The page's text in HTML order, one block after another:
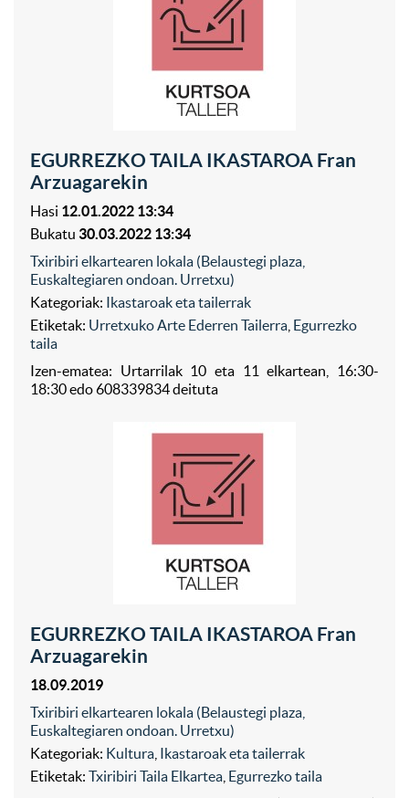
EGURREZKO TAILA IKASTAROA Fran
Arzuagarekin
Hasi 12.01.2022 13:34
Bukatu 30.03.2022 13:34
Txiribiri elkartearen lokala (Belaustegi plaza,
Euskaltegiaren ondoan. Urretxu)
Kategoriak: Ikastaroak eta tailerrak
Etiketak: Urretxuko Arte Ederren Tailerra Egurrezko
taila
Izen-ematea: Urtarrilak 10 eta 11 elkartean, 16:30-
18:30 edo 608339834 deituta
EGURREZKO TAILA IKASTAROA Fran
Arzuagarekin
18.09.2019
Txiribiri elkartearen lokala (Belaustegi plaza,
Euskaltegiaren ondoan. Urretxu)
Kategoriak: Kultura Ikastaroak eta tailerrak
Etiketak: Txiribiri Taila Elkartea Egurrezko taila